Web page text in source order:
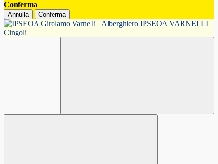
Conferma
Annulla Conferma
Alberghiero IPSEOA VARNELLI
Cingoli